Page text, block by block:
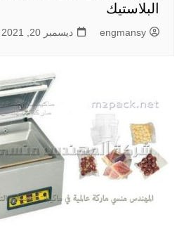
البلاستيك
engmansy ديسمبر 20, 2021